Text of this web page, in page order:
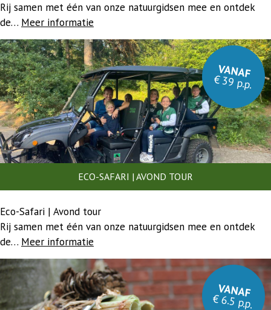
Rij samen met één van onze natuurgidsen mee en ontdek
de… Meer informatie
VANAF
€ 39 p.p.
ECO-SAFARI | AVOND TOUR
Eco-Safari | Avond tour
Rij samen met één van onze natuurgidsen mee en ontdek
de… Meer informatie
VANAF
€ 6.5 p.p.